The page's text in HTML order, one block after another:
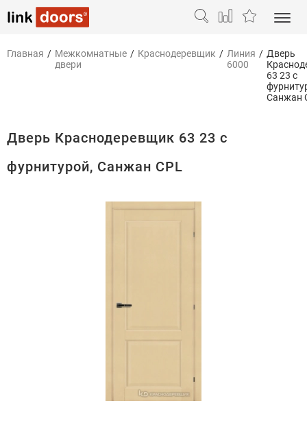
Главная / Межкомнатные
двери
/ Краснодеревщик / Линия
6000
/ Дверь
63 23 с
Санжан
Дверь Краснодеревщик 63 23 с
фурнитурой, Санжан CPL